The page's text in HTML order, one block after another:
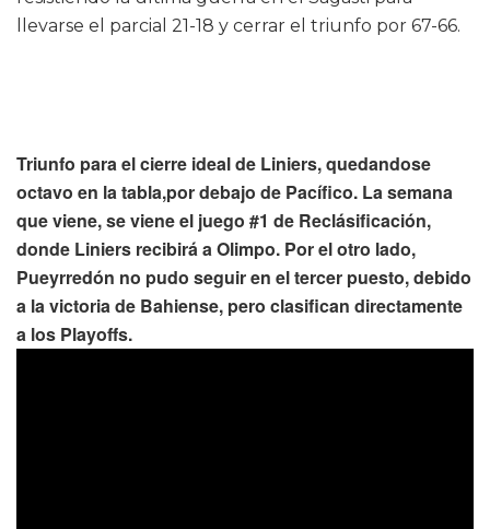
llevarse el parcial 21-18 y cerrar el triunfo por 67-66.
Triunfo para el cierre ideal de Liniers, quedandose
octavo en la tabla,por debajo de Pacífico. La semana
que viene, se viene el juego #1 de Reclásificación,
donde Liniers recibirá a Olimpo. Por el otro lado,
Pueyrredón no pudo seguir en el tercer puesto, debido
a la victoria de Bahiense, pero clasifican directamente
a los Playoffs.